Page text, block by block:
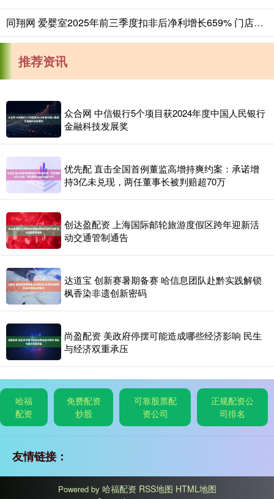
同翔网 爱婴室2025年前三季度扣非后净利增长659% 门店加速拓展、自有品牌持续发力
推荐资讯
众合网 中信银行5个项目获2024年度中国人民银行
金融科技发展奖
优先配 直击全国首例董监高增持爽约案：承诺增
持3亿未兑现，两任董事长被判赔超70万
创达盈配资 上海国际邮轮旅游度假区跨年迎新活
动交通管制通告
达道宝 创新赛暑期备赛 哈信息团队赴黔实践解锁
枫香染非遗创新密码
尚盈配资 美政府停摆可能造成哪些经济影响 民生
与经济双重承压
哈福
配资
免费配资
炒股
可靠股票配
资公司
正规配资公
司排名
友情链接：
Powered by 哈福配资 RSS地图 HTML地图